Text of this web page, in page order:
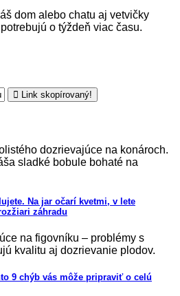
dom alebo chatu aj vetvičky
o týždeň viac času.
Link skopírovaný!
Na jar očarí kvetmi, v lete
záhradu
9 chýb vás môže pripraviť o celú